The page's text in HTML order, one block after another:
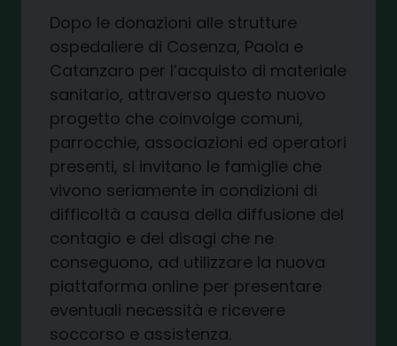
Dopo le donazioni alle strutture
ospedaliere di Cosenza, Paola e
Catanzaro per l’acquisto di materiale
sanitario, attraverso questo nuovo
progetto che coinvolge comuni,
parrocchie, associazioni ed operatori
presenti, si invitano le famiglie che
vivono seriamente in condizioni di
difficoltà a causa della diffusione del
contagio e dei disagi che ne
conseguono, ad utilizzare la nuova
piattaforma online per presentare
eventuali necessità e ricevere
soccorso e assistenza.